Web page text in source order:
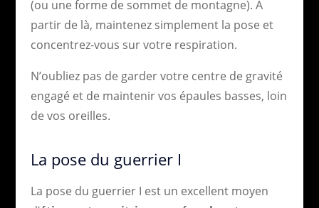
(ou une forme de sommet de montagne). À
partir de là, maintenez simplement la pose et
concentrez-vous sur votre respiration.
N’oubliez pas de garder votre centre de gravité
engagé et de maintenir vos épaules basses, loin
de vos oreilles.
La pose du guerrier I
La pose du guerrier I est un excellent moyen